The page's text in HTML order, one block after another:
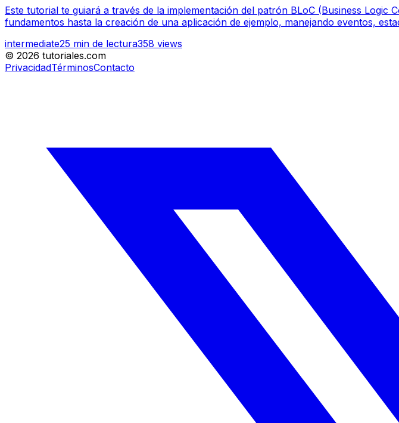
Este tutorial te guiará a través de la implementación del patrón BLoC (Business
fundamentos hasta la creación de una aplicación de ejemplo, manejando eventos,
intermediate25 min de lectura358 views
© 2026 tutoriales.com
PrivacidadTérminosContacto